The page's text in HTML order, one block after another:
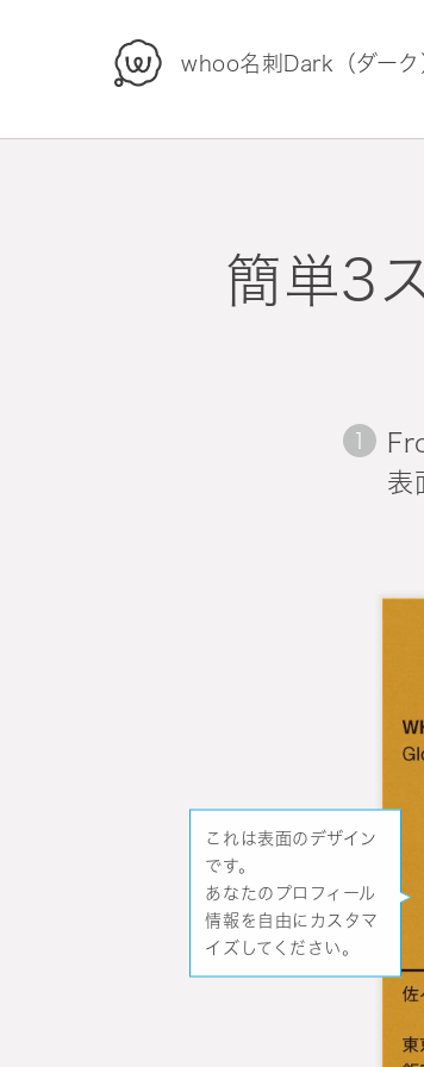
whoo
whoo名刺Dark（ダー
簡単3
表
これは表面のデザイン
です。
あなたのプロフィール
情報を自由にカスタマ
イズしてください。